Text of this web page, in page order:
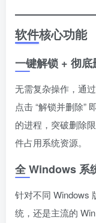
软件核心功能
一键解锁 + 彻底
无需复杂操作，通
点击 “解锁并删除”
的进程，突破删除
件占用系统资源。
全 Windows 系
针对不同 Windows
统，还是主流的